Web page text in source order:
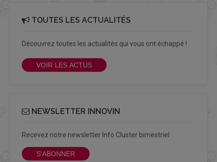
TOUTES LES ACTUALITÉS
Découvrez toutes les actualités qui vous ont échappé !
VOIR LES ACTUS
NEWSLETTER INNOVIN
Recevez notre newsletter Info Cluster bimestriel
S'ABONNER